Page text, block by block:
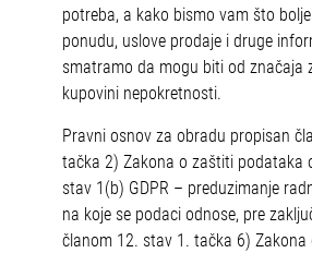
potreba, a kako bismo vam što
ponudu, uslove prodaje i druge
smatramo da mogu biti od značaja
kupovini nepokretnosti.
Pravni osnov za obradu propisan
tačka 2) Zakona o zaštiti podataka
stav 1(b) GDPR – preduzimanje
na koje se podaci odnose, pre
članom 12. stav 1. tačka 6) Zakona